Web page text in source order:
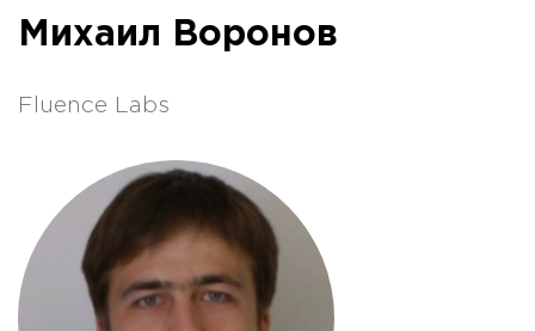
Михаил Воронов
Fluence Labs